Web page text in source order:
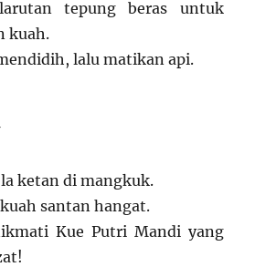
tepung beras untuk
kuah.
lalu matikan api.
ketan di mangkuk.
santan hangat.
Kue Putri Mandi yang